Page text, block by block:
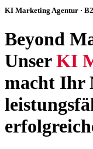
KI Marketing Agentur ·
Beyond
UnserKI
macht Ihr